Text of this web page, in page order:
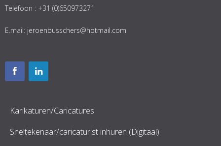
Telefoon : +31 (0)650973271
E.mail: jeroenbusschers@hotmail.com
Karikaturen/Caricatures
Sneltekenaar/caricaturist inhuren (Digitaal)